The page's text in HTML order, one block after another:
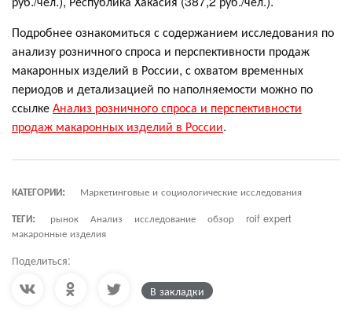
Подробнее ознакомиться с содержанием исследования по
анализу розничного спроса и перспективности продаж
макаронных изделий в России, с охватом временных
периодов и детализацией по наполняемости можно по
ссылкеАнализ розничного спроса и перспективности
продаж макаронных изделий в России.
КАТЕГОРИИ:
Маркетинговые и социологические исследования
ТЕГИ:
рынок Анализ исследование обзор
roif expert
макаронные изделия
Поделиться:
В закладки